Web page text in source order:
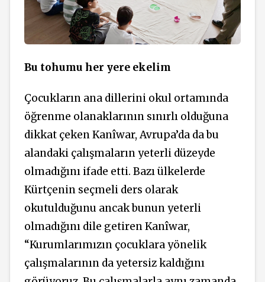
Bu tohumu her yere ekelim
Çocukların ana dillerini okul ortamında
öğrenme olanaklarının sınırlı olduğuna
dikkat çeken Kanîwar, Avrupa’da da bu
alandaki çalışmaların yeterli düzeyde
olmadığını ifade etti. Bazı ülkelerde
Kürtçenin seçmeli ders olarak
okutulduğunu ancak bunun yeterli
olmadığını dile getiren Kanîwar,
“Kurumlarımızın çocuklara yönelik
çalışmalarının da yetersiz kaldığını